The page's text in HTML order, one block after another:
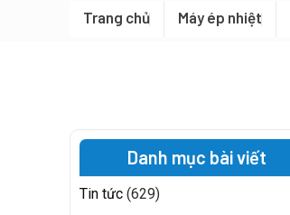
Trang chủ Máy ép nhiệt
Danh mục bài viết
Tin tức (629)